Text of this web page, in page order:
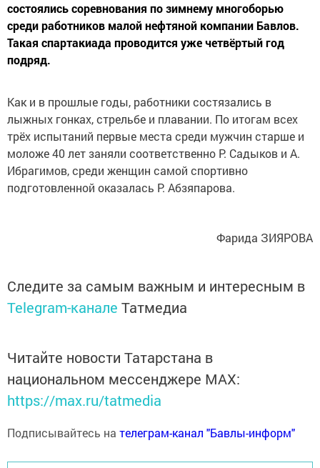
состоялись соревнования по зимнему многоборью
среди работников малой нефтяной компании Бавлов.
Такая спартакиада проводится уже четвёртый год
подряд.
Как и в прошлые годы, работники состязались в
лыжных гонках, стрельбе и плавании. По итогам всех
трёх испытаний первые места среди мужчин старше и
моложе 40 лет заняли соответственно Р. Садыков и А.
Ибрагимов, среди женщин самой спортивно
подготовленной оказалась Р. Абзяпарова.
Фарида ЗИЯРОВА
Следите за самым важным и интересным в
Telegram-канале Татмедиа
Читайте новости Татарстана в
национальном мессенджере MАХ:
https://max.ru/tatmedia
Подписывайтесь на телеграм-канал "Бавлы-информ"